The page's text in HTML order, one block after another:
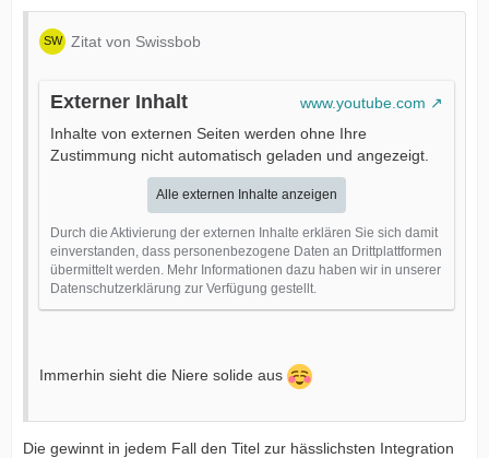
Zitat von Swissbob
Externer Inhalt
www.youtube.com
Inhalte von externen Seiten werden ohne Ihre
Zustimmung nicht automatisch geladen und angezeigt.
Alle externen Inhalte anzeigen
Durch die Aktivierung der externen Inhalte erklären Sie sich damit
einverstanden, dass personenbezogene Daten an Drittplattformen
übermittelt werden. Mehr Informationen dazu haben wir in unserer
Datenschutzerklärung zur Verfügung gestellt.
Immerhin sieht die Niere solide aus
Die gewinnt in jedem Fall den Titel zur hässlichsten Integration